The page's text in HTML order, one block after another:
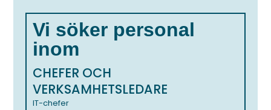
Vi söker personal
inom
CHEFER OCH
VERKSAMHETSLEDARE
IT-chefer